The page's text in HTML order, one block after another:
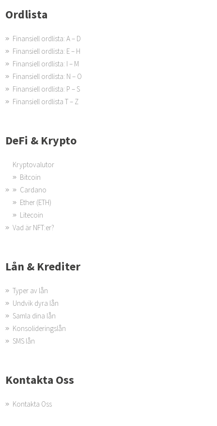
Ordlista
Finansiell ordlista: A – D
Finansiell ordlista: E – H
Finansiell ordlista: I – M
Finansiell ordlista: N – O
Finansiell ordlista: P – S
Finansiell ordlista T – Z
DeFi & Krypto
Kryptovalutor
Bitcoin
Cardano
Ether (ETH)
Litecoin
Vad är NFT:er?
Lån & Krediter
Typer av lån
Undvik dyra lån
Samla dina lån
Konsolideringslån
SMS lån
Kontakta Oss
Kontakta Oss